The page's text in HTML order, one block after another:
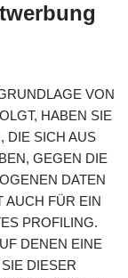
VON
HABEN SIE
DIE SICH AUS
GEGEN DIE
DATEN
AUCH FÜR EIN
PROFILING.
DENEN EINE
DIESER